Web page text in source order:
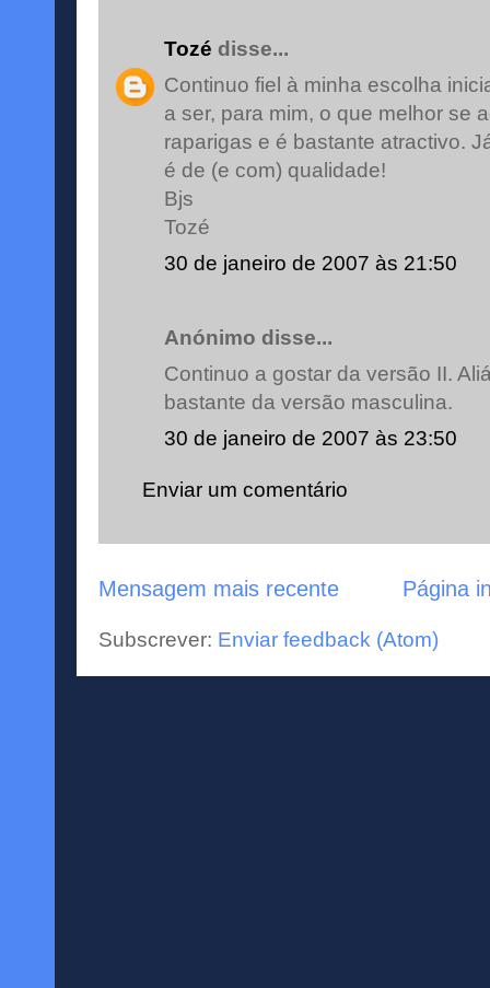
Tozé disse...
Continuo fiel à minha escolha
a ser, para mim, o que melhor se
raparigas e é bastante atractivo.
é de (e com) qualidade!
Bjs
Tozé
30 de janeiro de 2007 às 21:50
Anónimo disse...
Continuo a gostar da versão II.
bastante da versão masculina.
30 de janeiro de 2007 às 23:50
Enviar um comentário
Mensagem mais recente Página
Subscrever: Enviar feedback (Atom)